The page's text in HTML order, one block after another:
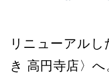
リニューアルし
き 高円寺店〉へ